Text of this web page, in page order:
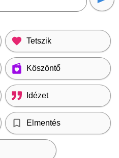
Tetszik
Köszöntő
Idézet
Elmentés